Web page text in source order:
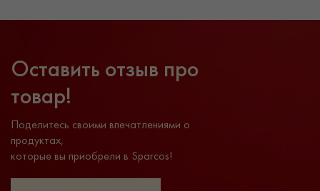
Оставить отзыв про
товар!
Поделитесь своими впечатлениями о
продуктах,
которые вы приобрели в Sparcos!